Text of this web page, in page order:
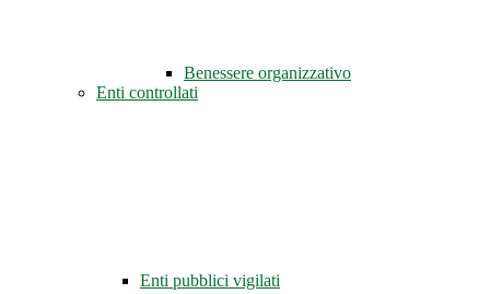
Benessere organizzativo
Enti controllati
Enti pubblici vigilati